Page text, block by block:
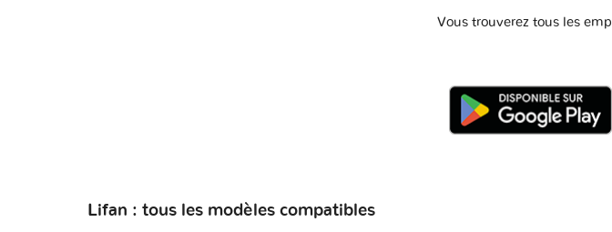
Vous trouverez tous les
Lifan : tous les modèles compatibles